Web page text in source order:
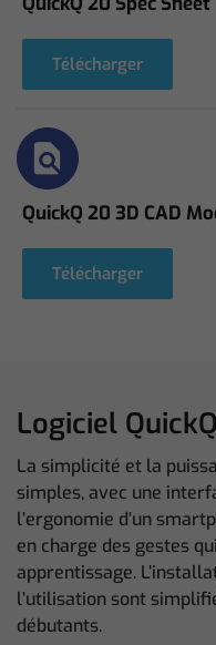
Télécharger
QuickQ 20 3D CAD
Télécharger
Logiciel QuickQ
La simplicité et la
simples, avec une
l’ergonomie d’un
en charge des gestes
apprentissage.
l’utilisation sont
débutants.